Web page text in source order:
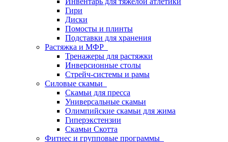
Гири
Диски
Помосты и плинты
Подставки для хранения
Растяжка и МФР
Тренажеры для растяжки
Инверсионные столы
Стрейч-системы и рамы
Силовые скамьи
Скамьи для пресса
Универсальные скамьи
Олимпийские скамьи для жима
Гиперэкстензии
Скамьи Скотта
Фитнес и групповые программы